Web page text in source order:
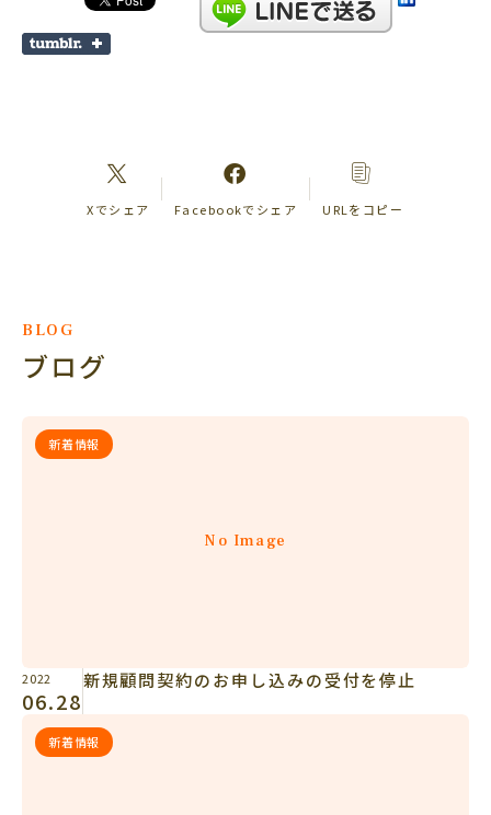
Xでシェア Facebookでシェア URLをコピー
BLOG
ブログ
No Image
新着情報
2022
06.28
新規顧問契約のお申し込みの受付を停止
新着情報